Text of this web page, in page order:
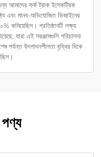
আমাদের ফর্ক ট্রাক ইলেকট্রিক
এবং মানব-অভিযোজিত ডিজাইনের
কমিয়েছিল। প্রতিষ্ঠানটি লক্ষ্য
যারা এই সরঞ্জামগুলি পরিচালনা
পর্যন্ত উৎপাদনশীলতা বৃদ্ধির দিকে
পণ্য